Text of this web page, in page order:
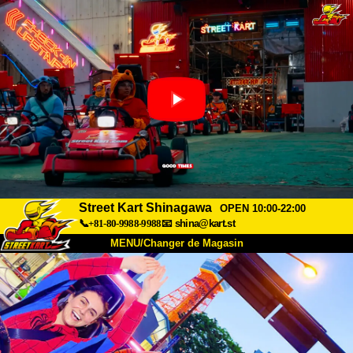
Street Kart Shinagawa
OPEN 10:00-22:00
📞+81-80-9988-9988📧 shina@kart.st
MENU/Changer de Magasin
ACCUEIL
À Propos Caractéristiques Tarifs
Accès Avis FAQ